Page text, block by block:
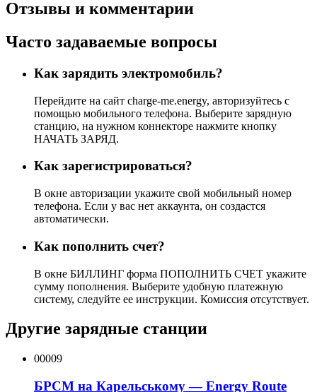
Отзывы и комментарии
Часто задаваемые вопросы
Как зарядить электромобиль?
Перейдите на сайт charge-me.energy, авторизуйтесь с
помощью мобильного телефона. Выберите зарядную
станцию, на нужном коннекторе нажмите кнопку
НАЧАТЬ ЗАРЯД.
Как зарегистрироваться?
В окне авторизации укажите свой мобильный номер
телефона. Если у вас нет аккаунта, он создастся
автоматически.
Как пополнить счет?
В окне БИЛЛИНГ форма ПОПОЛНИТЬ СЧЕТ укажите
сумму пополнения. Выберите удобную платежную
систему, следуйте ее инструкции. Комиссия отсутствует.
Другие зарядные станции
00009
БРСМ на Карельському — Energy Route